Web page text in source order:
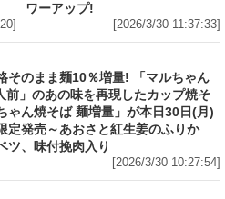
ワーアップ!
[2026/3/30 11:37:33]
そのまま麺10％増量! 「マルちゃん
前」のあの味を再現したカップ焼そ
ゃん焼そば 麺増量」が本日30日(月)
定発売～あおさと紅生姜のふりか
ツ、味付挽肉入り
[2026/3/30 10:27:54]